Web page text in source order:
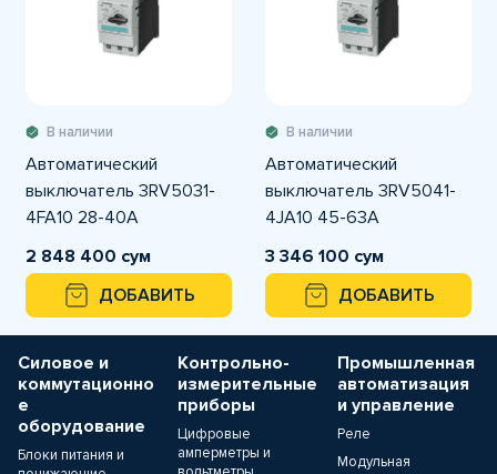
В наличии
Автоматический
выключатель 3RV5031-
4FA10 28-40A
2 848 400 сум
ДОБАВИТЬ
В наличии
Автоматический
выключатель 3RV5041-
4JA10 45-63A
3 346 100 сум
ДОБАВИТЬ
Силовое и
коммутационно
е
оборудование
Блоки питания и
Контрольно-
измерительные
приборы
Цифровые
амперметры и
Промышленная
автоматизация
и управление
Реле
Модульная